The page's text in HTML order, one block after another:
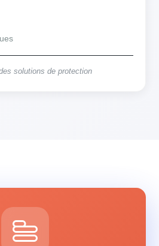
solutions de protection